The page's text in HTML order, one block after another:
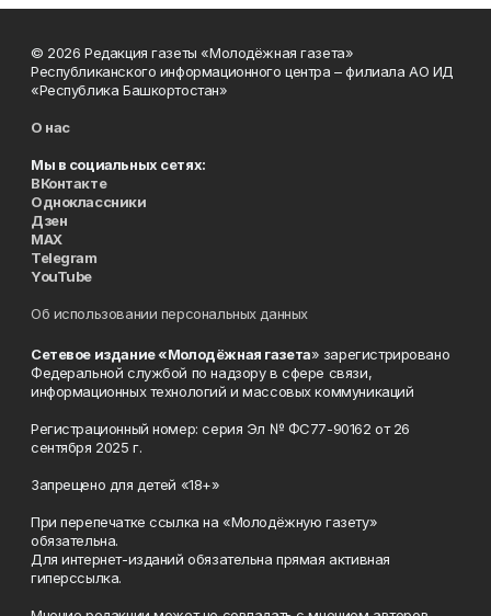
© 2026 Редакция газеты «Молодёжная газета»
Республиканского информационного центра – филиала АО ИД
«Республика Башкортостан»
О нас
Мы в социальных сетях:
ВКонтакте
Одноклассники
Дзен
MAX
Telegram
YouTube
Об использовании персональных данных
Сетевое издание «Молодёжная газета» зарегистрировано
Федеральной службой по надзору в сфере связи,
информационных технологий и массовых коммуникаций
Регистрационный номер: серия Эл № ФС77-90162 от 26
сентября 2025 г.
Запрещено для детей «18+»
При перепечатке ссылка на «Молодёжную газету»
обязательна.
Для интернет-изданий обязательна прямая активная
гиперссылка.